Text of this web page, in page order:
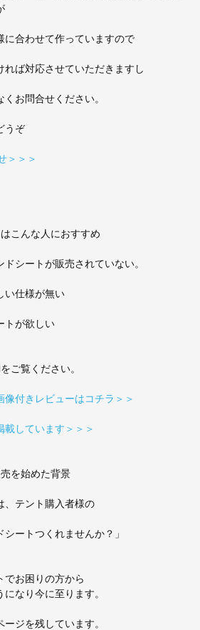
に合わせて作っていますので
れば対応させていただきますし
お問合せください。
うぞ
＞＞＞
こんな人におすすめ
ドシートが販売されていない。
い仕様が無い
トが欲しい
ご覧ください。
像付きレビューはコチラ＞＞
載しています＞＞＞
を始めた背景
、テント購入者様の
シートつくれませんか？」
でお困りの方から
なり今に至ります。
ジを残しています。